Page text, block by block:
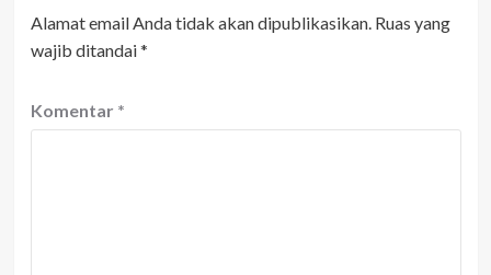
Alamat email Anda tidak akan dipublikasikan. Ruas yang
wajib ditandai*
Komentar *